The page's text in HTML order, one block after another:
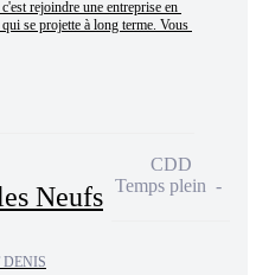
se projette à long terme. Vous
Neufs
DENIS
CDD
Temps plein